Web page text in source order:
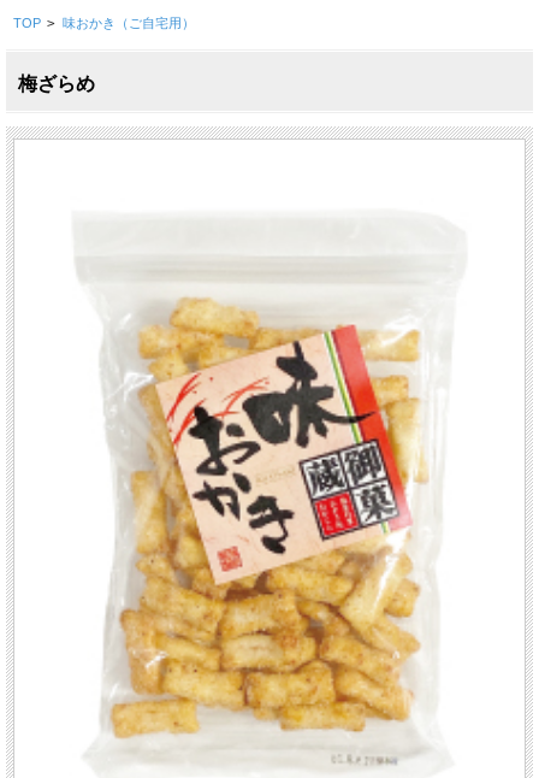
TOP > 味おかき（ご自宅用）
梅ざらめ